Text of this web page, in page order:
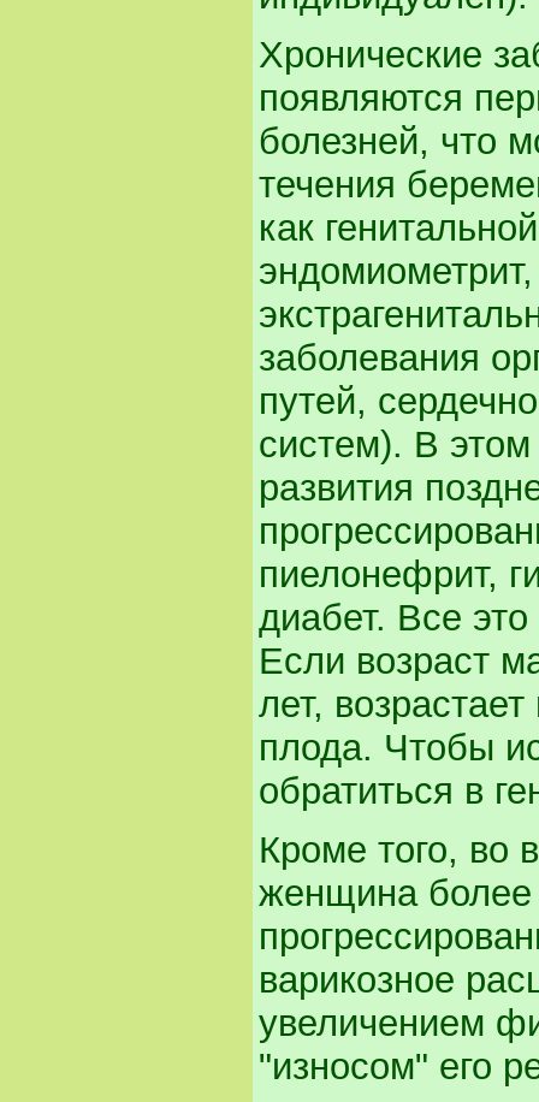
Хронические
появляются
болезней, что
течения
как
заболевания
путей,
систем). В этом
развития
пиелонефрит,
диабет. Все
Если возраст
лет,
плода. Чтобы
обратиться в
Кроме того, во
женщина более
варикозное
увеличением
"износом" его